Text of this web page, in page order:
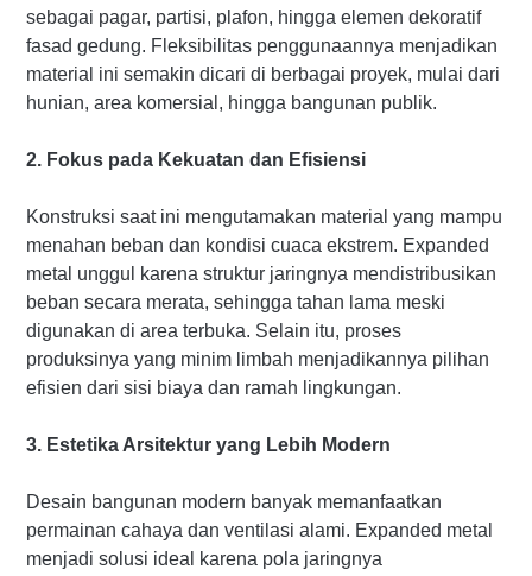
sebagai pagar, partisi, plafon, hingga elemen dekoratif
fasad gedung. Fleksibilitas penggunaannya menjadikan
material ini semakin dicari di berbagai proyek, mulai dari
hunian, area komersial, hingga bangunan publik.
2. Fokus pada Kekuatan dan Efisiensi
Konstruksi saat ini mengutamakan material yang mampu
menahan beban dan kondisi cuaca ekstrem. Expanded
metal unggul karena struktur jaringnya mendistribusikan
beban secara merata, sehingga tahan lama meski
digunakan di area terbuka. Selain itu, proses
produksinya yang minim limbah menjadikannya pilihan
efisien dari sisi biaya dan ramah lingkungan.
3. Estetika Arsitektur yang Lebih Modern
Desain bangunan modern banyak memanfaatkan
permainan cahaya dan ventilasi alami. Expanded metal
menjadi solusi ideal karena pola jaringnya